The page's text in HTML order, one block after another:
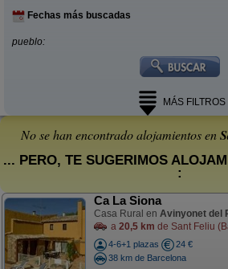
Fechas más buscadas
pueblo:
MÁS FILTROS
No se han encontrado alojamientos en
... PERO, TE SUGERIMOS
:
Ca La Siona
Casa Rural en Avinyonet del
a 20,5 km de Sant Feliu
4-6+1 plazas
24 €
38 km de Barcelona